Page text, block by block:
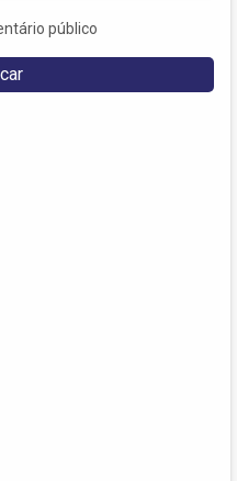
público